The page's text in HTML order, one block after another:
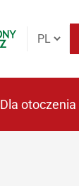
Dla otoczenia